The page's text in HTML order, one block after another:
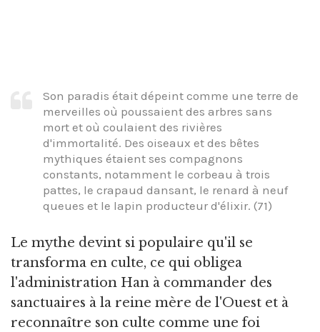
Son paradis était dépeint comme une terre de
merveilles où poussaient des arbres sans
mort et où coulaient des rivières
d'immortalité. Des oiseaux et des bêtes
mythiques étaient ses compagnons
constants, notamment le corbeau à trois
pattes, le crapaud dansant, le renard à neuf
queues et le lapin producteur d'élixir. (71)
Le mythe devint si populaire qu'il se
transforma en culte, ce qui obligea
l'administration Han à commander des
sanctuaires à la reine mère de l'Ouest et à
reconnaître son culte comme une foi